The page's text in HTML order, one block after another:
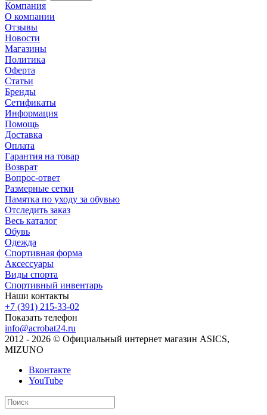
Компания
О компании
Отзывы
Новости
Магазины
Политика
Оферта
Статьи
Бренды
Сетификаты
Информация
Помощь
Доставка
Оплата
Гарантия на товар
Возврат
Вопрос-ответ
Размерные сетки
Памятка по уходу за обувью
Отследить заказ
Весь каталог
Обувь
Одежда
Спортивная форма
Аксессуары
Виды спорта
Спортивный инвентарь
Наши контакты
+7 (391) 215-33-02
Показать телефон
info@acrobat24.ru
2012 - 2026 © Официальный интернет магазин ASICS,
MIZUNO
Вконтакте
YouTube